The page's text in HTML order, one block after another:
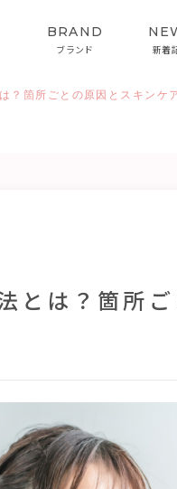
BRAND
ブランド 新着
？箇所ごとの原因とスキンケ
とは？箇所